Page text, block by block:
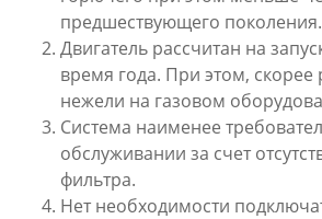
предшествующего поколения.
Двигатель рассчитан на
время года. При этом, скорее
нежели на газовом
Система наименее
обслуживании за счет
фильтра.
Нет необходимости